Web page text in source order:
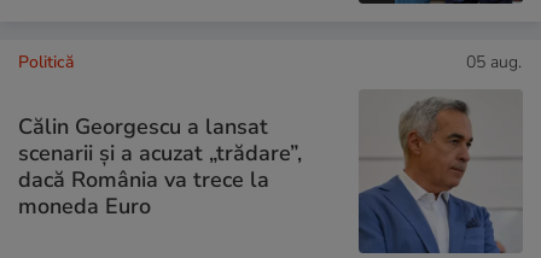
Politică 05 aug.
Călin Georgescu a lansat
scenarii și a acuzat „trădare”,
dacă România va trece la
moneda Euro